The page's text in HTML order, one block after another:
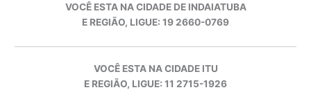
VOCÊ ESTA NA CIDADE DE INDAIATUBA
E REGIÃO, LIGUE: 19 2660-0769
VOCÊ ESTA NA CIDADE ITU
E REGIÃO, LIGUE: 11 2715-1926